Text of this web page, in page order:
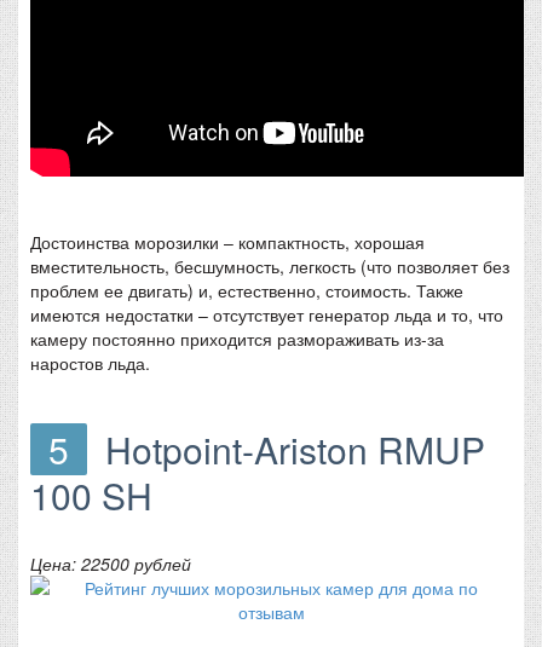
Достоинства морозилки – компактность, хорошая
вместительность, бесшумность, легкость (что позволяет без
проблем ее двигать) и, естественно, стоимость. Также
имеются недостатки – отсутствует генератор льда и то, что
камеру постоянно приходится размораживать из-за
наростов льда.
5
Hotpoint-Ariston RMUP
100 SH
Цена: 22500 рублей